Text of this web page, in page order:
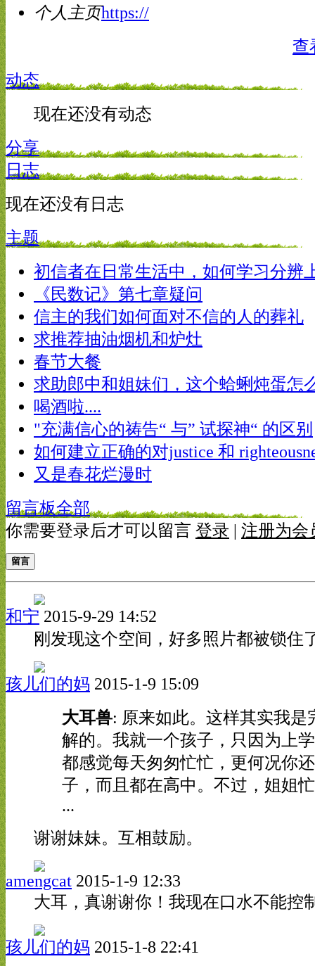
个人主页https://
查
动态
现在还没有动态
分享
日志
现在还没有日志
主题
初信者在日常生活中，如何学习分辨
《民数记》第七章疑问
信主的我们如何面对不信的人的葬礼
求推荐抽油烟机和炉灶
春节大餐
求助郎中和姐妹们，这个蛤蜊炖蛋怎
喝酒啦....
"充满信心的祷告“ 与” 试探神“ 的区别
如何建立正确的对justice 和
又是春花烂漫时
留言板全部
你需要登录后才可以留言 登录 | 注册为会
留言
和宁 2015-9-29 14:52
刚发现这个空间，好多照片都被锁住
孩儿们的妈 2015-1-9 15:09
大耳兽: 原来如此。这样其实我是
解的。我就一个孩子，只因为上
都感觉每天匆匆忙忙，更何况你
子，而且都在高中。不过，姐姐
...
谢谢妹妹。互相鼓励。
amengcat 2015-1-9 12:33
大耳，真谢谢你！我现在口水不能控
孩儿们的妈 2015-1-8 22:41